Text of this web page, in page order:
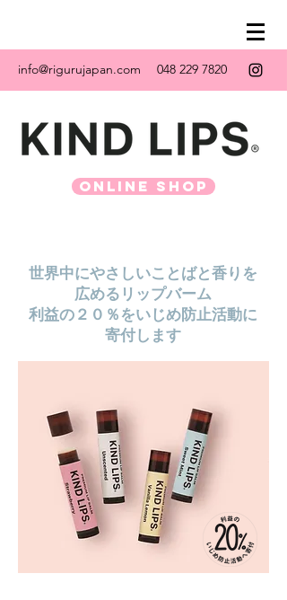
info@rigurujapan.com 048 229 7820
ONLINE SHOP
世界中にやさしいことばと香りを
広めるリップバーム
利益の２０％をいじめ防止活動に
寄付します